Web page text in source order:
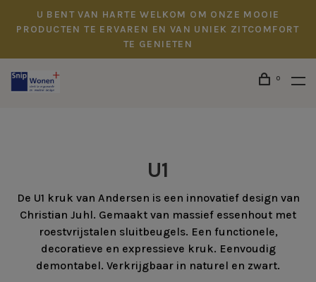
U BENT VAN HARTE WELKOM OM ONZE MOOIE
PRODUCTEN TE ERVAREN EN VAN UNIEK ZITCOMFORT
TE GENIETEN
0
U1
De U1 kruk van Andersen is een innovatief design van
Christian Juhl. Gemaakt van massief essenhout met
roestvrijstalen sluitbeugels. Een functionele,
decoratieve en expressieve kruk. Eenvoudig
demontabel. Verkrijgbaar in naturel en zwart.